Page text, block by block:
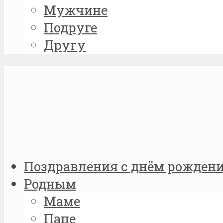
Мужчине
Подруге
Другу
Поздравления с днём
Родным
Маме
Папе